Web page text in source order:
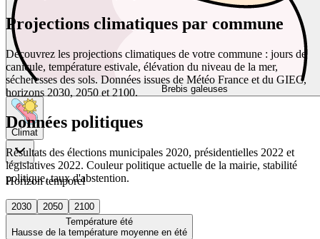
Brebis galeuses
Climat
Horizon temporel
2030 2050
2100
Température été
Hausse de la température moyenne en été
Projections climatiques par commune
Découvrez les projections climatiques de votre commune : jours de
canicule, température estivale, élévation du niveau de la mer,
sécheresses des sols. Données issues de Météo France et du GIEC,
horizons 2030, 2050 et 2100.
Données politiques
Résultats des élections municipales 2020, présidentielles 2022 et
législatives 2022. Couleur politique actuelle de la mairie, stabilité
politique, taux d'abstention.